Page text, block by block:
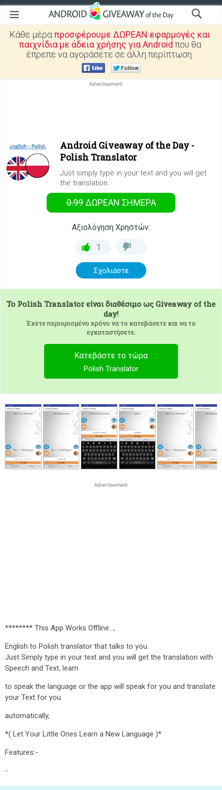
Κάθε μέραπροσφέρουμε ΔΩΡΕΑΝ εφαρμογές και
παιχνίδια με άδεια χρήσης για Android που θα
έπρεπε να αγοράσετε σε άλλη περίπτωση.
Android Giveaway of the Day -
Polish Translator
Just simply type in your text and you will get
the translation.
0.99 ΔΩΡΕΑΝ ΣΉΜΕΡΑ
Αξιολόγηση Χρηστών:
1
Σχολιάστε
To Polish Translator είναι διαθέσιμο ως Giveaway of the
day!
Έχετε περιορισμένο χρόνο να το κατεβάσετε και να το
εγκαταστήσετε.
Κατεβάστε το τώρα
Polish Translator
******** This App Works Offline...,
English to Polish translator that talks to you.
Just Simply type in your text and you will get the translation with
Speech and Text, learn
to speak the language or the app will speak for you and translate
your Text for you
automatically,
*( Let Your Little Ones Learn a New Language )*
Features:-
-